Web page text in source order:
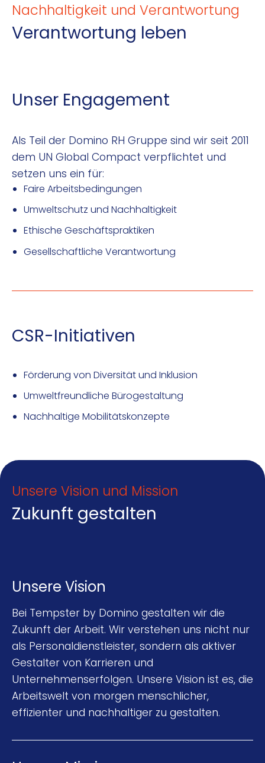
Nachhaltigkeit und Verantwortung
Verantwortung leben
Unser Engagement
Als Teil der Domino RH Gruppe sind wir seit 2011
dem UN Global Compact verpflichtet und
setzen uns ein für:
Faire Arbeitsbedingungen
Umweltschutz und Nachhaltigkeit
Ethische Geschäftspraktiken
Gesellschaftliche Verantwortung
CSR-Initiativen
Förderung von Diversität und Inklusion
Umweltfreundliche Bürogestaltung
Nachhaltige Mobilitätskonzepte
Unsere Vision und Mission
Zukunft gestalten
Unsere Vision
Bei Tempster by Domino gestalten wir die
Zukunft der Arbeit. Wir verstehen uns nicht nur
als Personaldienstleister, sondern als aktiver
Gestalter von Karrieren und
Unternehmenserfolgen. Unsere Vision ist es, die
Arbeitswelt von morgen menschlicher,
effizienter und nachhaltiger zu gestalten.